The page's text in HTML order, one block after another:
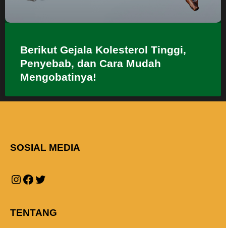
Berikut Gejala Kolesterol Tinggi,
Penyebab, dan Cara Mudah
Mengobatinya!
SOSIAL MEDIA
TENTANG